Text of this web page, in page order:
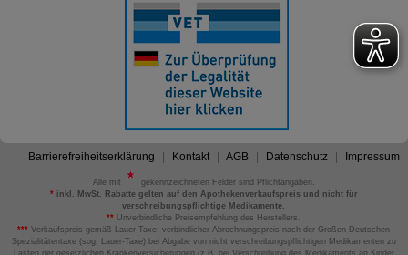
Barrierefreiheitserklärung Kontakt AGB Datenschutz Impressum
Alle mit
gekennzeichneten Felder sind Pflichtangaben.
*inkl. MwSt. Rabatte gelten auf den Apothekenverkaufspreis und nicht für
verschreibungspflichtige Medikamente.
** Unverbindliche Preisempfehlung des Herstellers.
*** Verkaufspreis gemäß Lauer-Taxe; verbindlicher Abrechnungspreis nach der Großen Deutschen
Spezialitätentaxe (sog. Lauer-Taxe) bei Abgabe von nicht verschreibungspflichtigen Medikamenten zu
Lasten der gesetzlichen Krankenversicherungen (z.B. bei Verschreibung des Medikaments an Kinder